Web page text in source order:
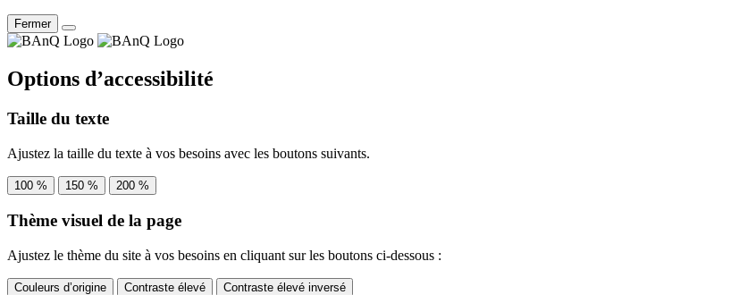
Fermer
Options d’accessibilité
Taille du texte
Ajustez la taille du texte à vos besoins avec les boutons suivants.
100 % 150 % 200 %
Thème visuel de la page
Ajustez le thème du site à vos besoins en cliquant sur les boutons ci-dessous :
Couleurs d’origine Contraste élevé Contraste élevé inversé